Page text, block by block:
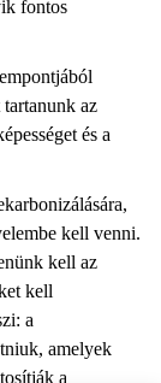
fontos
az
és a
kell venni.
kell az
kell
a
amelyek
a